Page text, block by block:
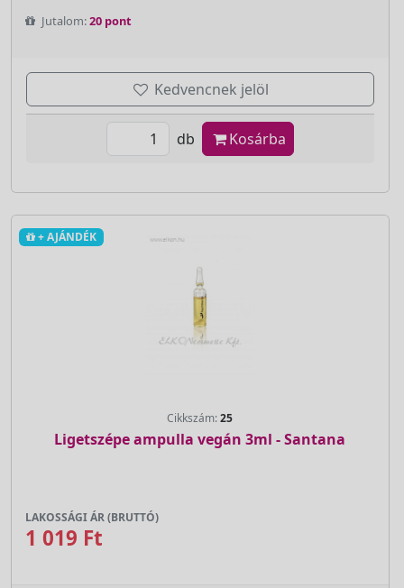
Jutalom:20 pont
Kedvencnek jelöl
db Kosárba
+ AJÁNDÉK
Cikkszám:25
Ligetszépe ampulla vegán 3ml - Santana
LAKOSSÁGI ÁR (BRUTTÓ)
1 019 Ft